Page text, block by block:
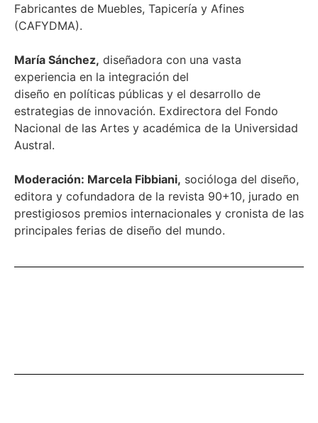
Fabricantes de Muebles, Tapicería y Afines
(CAFYDMA).
María Sánchez, diseñadora con una vasta
experiencia en la integración del
diseño en políticas públicas y el desarrollo de
estrategias de innovación. Exdirectora del Fondo
Nacional de las Artes y académica de la Universidad
Austral.
Moderación: Marcela Fibbiani, socióloga del diseño,
editora y cofundadora de la revista 90+10, jurado en
prestigiosos premios internacionales y cronista de las
principales ferias de diseño del mundo.